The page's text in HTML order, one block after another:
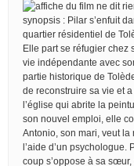
synopsis : Pilar s’enfuit
quartier résidentiel de
Elle part se réfugier chez
vie indépendante avec
partie historique de
de reconstruire sa vie et
l’église qui abrite la
son nouvel emploi, elle
Antonio, son mari, veut la
l’aide d’un psychologue.
coup s’oppose à sa